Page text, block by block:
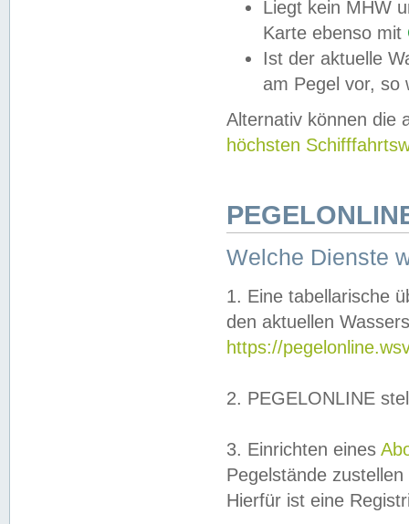
Liegt kein MHW
Karte ebenso mit
Ist der aktuelle
am Pegel vor,
Alternativ können die
höchsten
Welche Dienste
1. Eine tabellarische
den aktuellen
https://
2. PEGELONLINE
3. Einrichten eines
Pegelstände
Hierfür ist eine